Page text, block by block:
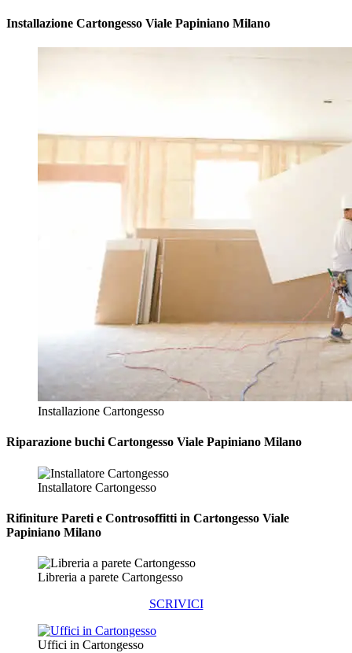
Installazione Cartongesso Viale Papiniano Milano
Installazione Cartongesso
Riparazione buchi Cartongesso Viale Papiniano Milano
Installatore Cartongesso
Rifiniture Pareti e Controsoffitti in Cartongesso Viale
Papiniano Milano
Libreria a parete Cartongesso
SCRIVICI
Uffici in Cartongesso